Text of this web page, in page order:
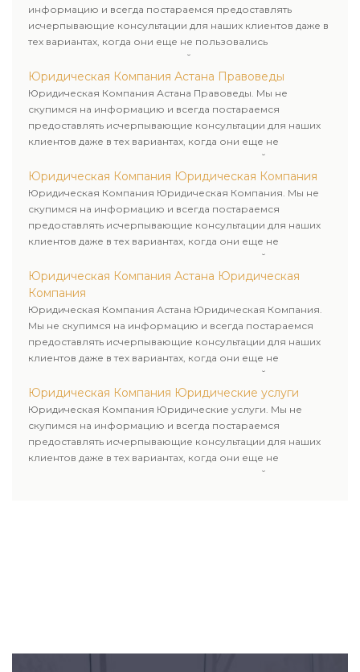
информацию и всегда постараемся предоставлять
исчерпывающие консультации для наших клиентов даже в
тех вариантах, когда они еще не пользовались
юридическими услугами нашей компании.
Юридическая Компания Астана Правоведы
Юридическая Компания Астана Правоведы. Мы не
скупимся на информацию и всегда постараемся
предоставлять исчерпывающие консультации для наших
клиентов даже в тех вариантах, когда они еще не
пользовались юридическими услугами нашей компании.
Юридическая Компания Юридическая Компания
Юридическая Компания Юридическая Компания. Мы не
скупимся на информацию и всегда постараемся
предоставлять исчерпывающие консультации для наших
клиентов даже в тех вариантах, когда они еще не
пользовались юридическими услугами нашей компании.
Юридическая Компания Астана Юридическая
Компания
Юридическая Компания Астана Юридическая Компания.
Мы не скупимся на информацию и всегда постараемся
предоставлять исчерпывающие консультации для наших
клиентов даже в тех вариантах, когда они еще не
пользовались юридическими услугами нашей компании.
Юридическая Компания Юридические услуги
Юридическая Компания Юридические услуги. Мы не
скупимся на информацию и всегда постараемся
предоставлять исчерпывающие консультации для наших
клиентов даже в тех вариантах, когда они еще не
пользовались юридическими услугами нашей компании.